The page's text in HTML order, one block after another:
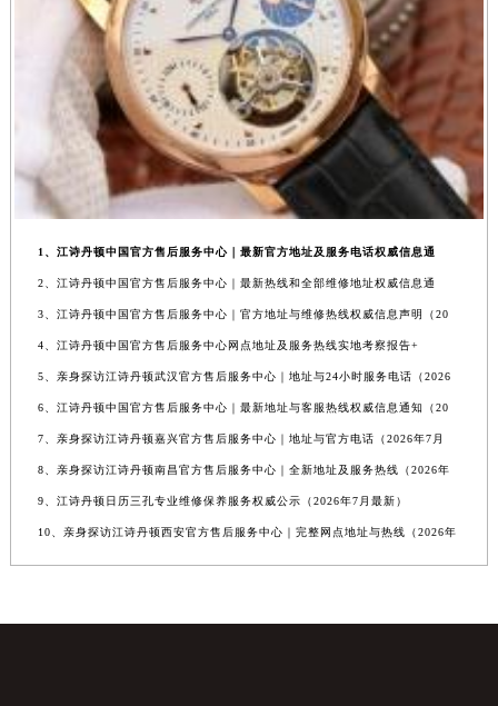
1、江诗丹顿中国官方售后服务中心｜最新官方地址及服务电话权威信息通
2、江诗丹顿中国官方售后服务中心｜最新热线和全部维修地址权威信息通
3、江诗丹顿中国官方售后服务中心｜官方地址与维修热线权威信息声明（20
4、江诗丹顿中国官方售后服务中心网点地址及服务热线实地考察报告+
5、亲身探访江诗丹顿武汉官方售后服务中心｜地址与24小时服务电话（2026
6、江诗丹顿中国官方售后服务中心｜最新地址与客服热线权威信息通知（20
7、亲身探访江诗丹顿嘉兴官方售后服务中心｜地址与官方电话（2026年7月
8、亲身探访江诗丹顿南昌官方售后服务中心｜全新地址及服务热线（2026年
9、江诗丹顿日历三孔专业维修保养服务权威公示（2026年7月最新）
10、亲身探访江诗丹顿西安官方售后服务中心｜完整网点地址与热线（2026年